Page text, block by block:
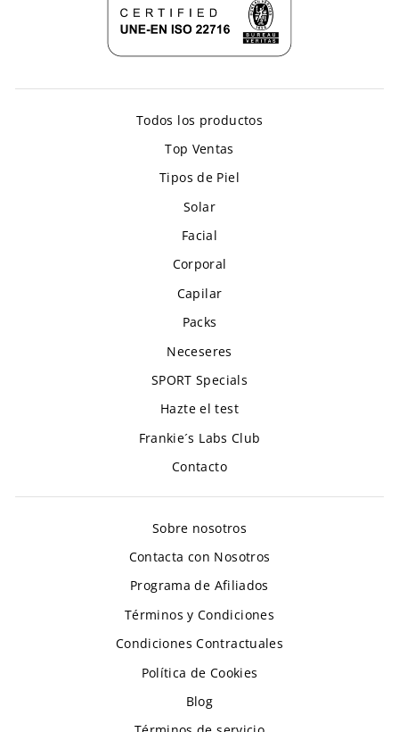
Todos los productos
Top Ventas
Tipos de Piel
Solar
Facial
Corporal
Capilar
Packs
Neceseres
SPORT Specials
Hazte el test
Frankie´s Labs Club
Contacto
Sobre nosotros
Contacta con Nosotros
Programa de Afiliados
Términos y Condiciones
Condiciones Contractuales
Política de Cookies
Blog